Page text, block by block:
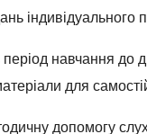
індивідуального
навчання до
для
допомогу